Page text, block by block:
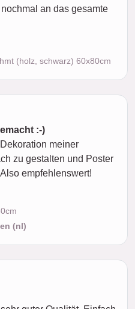
an das gesamte
(holz, schwarz) 60x80cm
:-)
meiner
zu gestalten und Poster
empfehlenswert!
(nl)